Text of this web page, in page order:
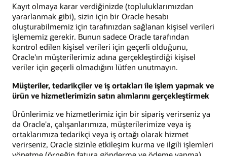
Kayıt olmaya karar verdiğinizde (topluluklarımızdan
yararlanmak gibi), sizin için bir Oracle hesabı
oluşturabilmemiz için tarafınızdan sağlanan kişisel verileri
işlememiz gerekir. Bunun sadece Oracle tarafından
kontrol edilen kişisel verileri için geçerli olduğunu,
Oracle'ın müşterilerimiz adına gerçekleştirdiği kişisel
veriler için geçerli olmadığını lütfen unutmayın.
Müşteriler, tedarikçiler ve iş ortakları ile işlem yapmak ve
ürün ve hizmetlerimizin satın alımlarını gerçekleştirmek
Ürünlerimiz ve hizmetlerimiz için bir sipariş verirseniz ya
da Oracle'a, çalışanlarımıza, müşterilerimize veya iş
ortaklarımıza tedarikçi veya iş ortağı olarak hizmet
verirseniz, Oracle sizinle etkileşim kurma ve ilgili işlemleri